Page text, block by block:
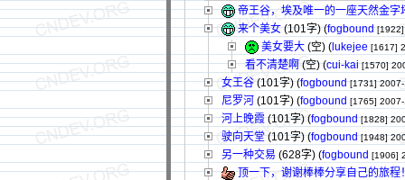
帝王谷，埃及唯一的一座天然金字
来个美女 (101字)(fogbound [1922]
美女要大 (空) ( lukejee [1617]
看不清楚啊(空) (cui-kai [1570]
女王谷 (101字)(fogbound [1731]
尼罗河 (101字) (fogbound [1765]
河上晚霞 (101字)(fogbound [1828]
驶向天堂 (101字)(fogbound [1948]
另一种交易 (628字) (fogbound [1906]
顶一下，谢谢棒棒分享自己的旅